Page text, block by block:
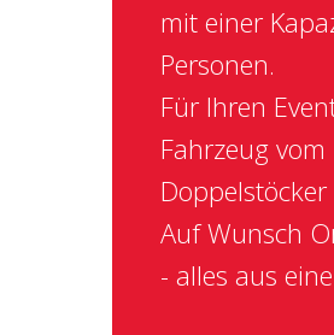
mit einer
Personen.
Für Ihren
Fahrzeug
Auf Wunsch
- alles aus